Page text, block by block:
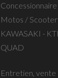
Motos /
KAWASAKI -
QUAD
Entretien, vente